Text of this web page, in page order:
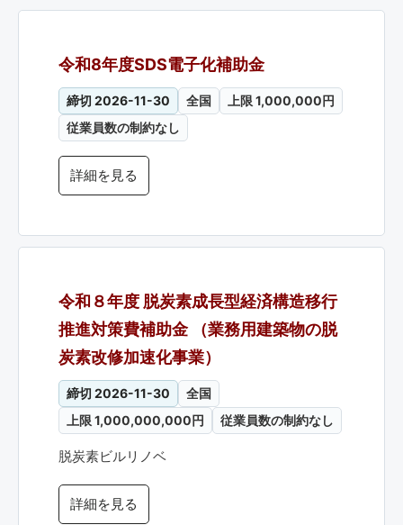
令和8年度SDS電子化補助金
締切 2026-11-30 全国
上限 1,000,000円
従業員数の制約なし
詳細を見る
令和８年度 脱炭素成長型経済構造移行
推進対策費補助金 （業務用建築物の脱
炭素改修加速化事業）
締切 2026-11-30
全国
上限 1,000,000,000円
従業員数の制約なし
脱炭素ビルリノベ
詳細を見る